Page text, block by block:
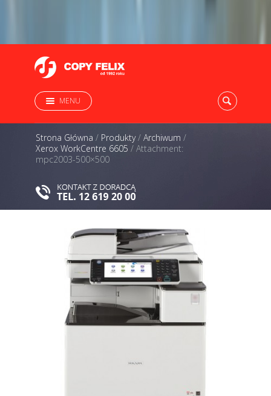
MENU
Strona Główna / Produkty/ Archiwum /
Xerox WorkCentre 6605 / Attachment:
mpc2003-500×500